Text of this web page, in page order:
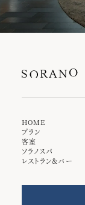
HOME
プラン
客室
ソラノスパ
レストラン＆バー